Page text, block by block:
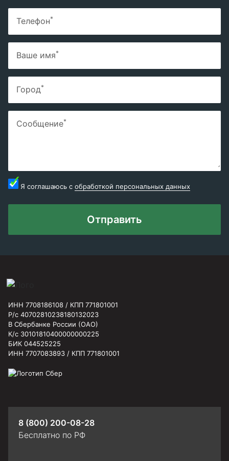
Телефон*
Ваше имя*
Город*
Сообщение*
Я соглашаюсь с обработкой персональных данных
Отправить
ИНН 7708186108 / КПП 771801001
Р/с 40702810238180132023
В Сбербанке России (ОАО)
К/с 30101810400000000225
БИК 044525225
ИНН 7707083893 / КПП 771801001
8 (800) 200-08-28
Бесплатно по РФ